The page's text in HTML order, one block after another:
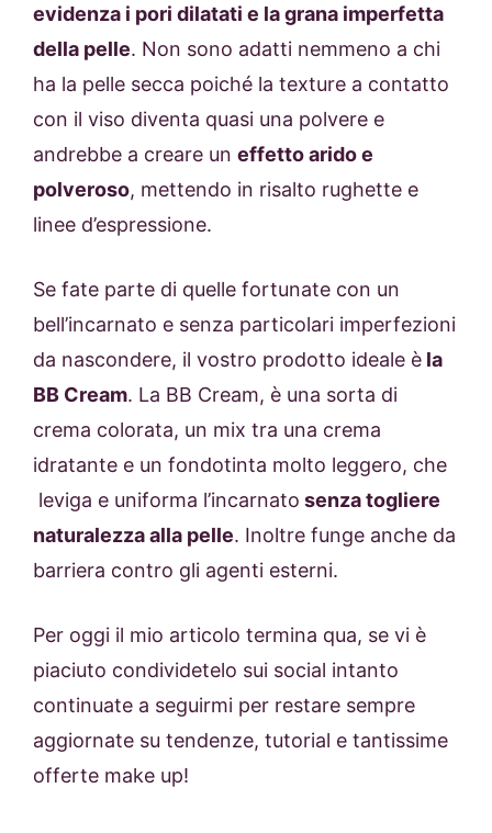
evidenza i pori dilatati e la grana imperfetta
della pelle. Non sono adatti nemmeno a chi
ha la pelle secca poiché la texture a contatto
con il viso diventa quasi una polvere e
andrebbe a creare un effetto arido e
polveroso, mettendo in risalto rughette e
linee d’espressione.
Se fate parte di quelle fortunate con un
bell’incarnato e senza particolari imperfezioni
da nascondere, il vostro prodotto ideale è la
BB Cream. La BB Cream, è una sorta di
crema colorata, un mix tra una crema
idratante e un fondotinta molto leggero, che
leviga e uniforma l’incarnato senza togliere
naturalezza alla pelle. Inoltre funge anche da
barriera contro gli agenti esterni.
Per oggi il mio articolo termina qua, se vi è
piaciuto condividetelo sui social intanto
continuate a seguirmi per restare sempre
aggiornate su tendenze, tutorial e tantissime
offerte make up!